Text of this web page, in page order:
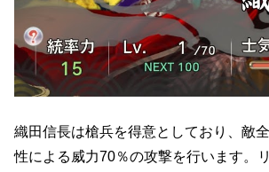
織田信長は槍兵を得意としており、敵
性による威力70％の攻撃を行います。